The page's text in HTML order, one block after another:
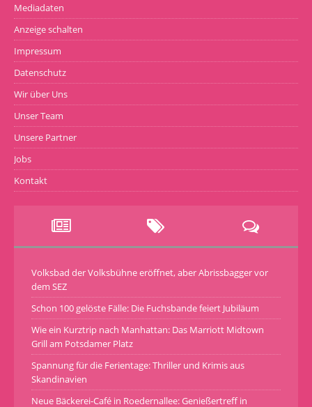
Mediadaten
Anzeige schalten
Impressum
Datenschutz
Wir über Uns
Unser Team
Unsere Partner
Jobs
Kontakt
Volksbad der Volksbühne eröffnet, aber Abrissbagger vor
dem SEZ
Schon 100 gelöste Fälle: Die Fuchsbande feiert Jubiläum
Wie ein Kurztrip nach Manhattan: Das Marriott Midtown
Grill am Potsdamer Platz
Spannung für die Ferientage: Thriller und Krimis aus
Skandinavien
Neue Bäckerei-Café in Roedernallee: Genießertreff in